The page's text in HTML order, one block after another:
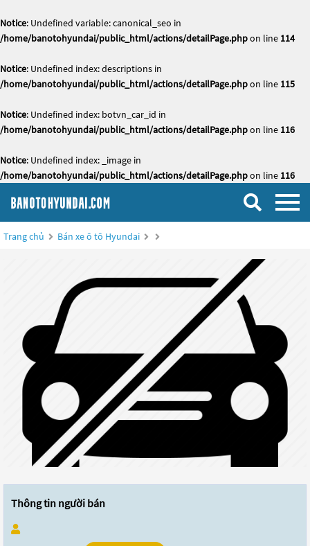
Notice: Undefined variable: canonical_seo in
/home/banotohyundai/public_html/actions/detailPage.phpon line 114
Notice: Undefined index: descriptions in
/home/banotohyundai/public_html/actions/detailPage.phpon line 115
Notice: Undefined index: botvn_car_id in
/home/banotohyundai/public_html/actions/detailPage.phpon line 116
Notice: Undefined index: _image in
/home/banotohyundai/public_html/actions/detailPage.phpon line 116
Trang chủ Bán xe ô tô Hyundai
Thông tin người bán